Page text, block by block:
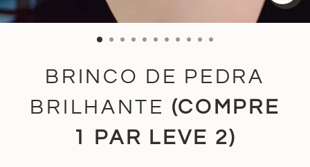
BRINCO DE PEDRA
BRILHANTE (COMPRE
1 PAR LEVE 2)